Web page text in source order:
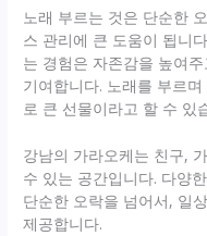
노래 부르는 것은 단순한
스 관리에 큰 도움이 됩니
는 경험은 자존감을 높여
기여합니다. 노래를 부르
로 큰 선물이라고 할 수 있
강남의 가라오케는 친구,
수 있는 공간입니다. 다양
단순한 오락을 넘어서, 일
제공합니다.